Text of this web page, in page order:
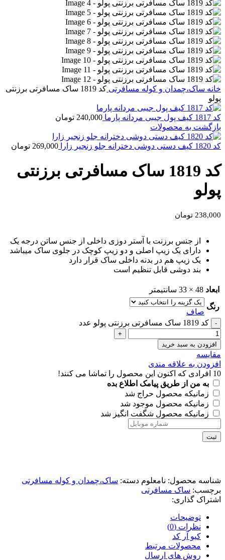
خانه ساک،چمدان و کوله مسافرتی
کد 1819 ساک مسافرتی برزنتی
پولو
کد 1817 کیف پول جیبی مردانه پارما 240,000 تومان
بازگشت به محصولات
کد 1820 کیف دستی دوشی دخترانه جلو زنجیر زارا 269,000 تومان
کد 1819 ساک مسافرتی برزنتی
پولو
238,000 تومان
از جنس برزنت با آستر دوزی داخلی از جنس ساتن درجه یک
دارای یک زیپ اصلی و دو زیپ کوچک در جلوی ساک میباشد
یک زیپ هم در بدنه داخلی ساک قرار دارد
بند دوشی قابل تنظیم است
ابعاد 48 × 33 سانتیمتر
رنگ
صاف
کد 1819 ساک مسافرتی برزنتی پولو عدد
افزودن به سبد خرید
مقايسه
افزودن به علاقه مندی
10 افرادی که اکنون این محصول را تماشا می کنند!
به من از طریق پیامک اطلاع بده
زمانیکه محصول حراج شد
زمانیکه محصول موجود شد
زمانیکه محصول شگفت انگیز شد
ثبت
شناسه محصول: نامعلوم دسته: ساک،چمدان و کوله مسافرتی
برچسب: ساک مسافرتی
اشتراک گذاری:
توضیحات
نظرات (0)
کیو آر کد
محصولات مرتبط
روش های ارسال